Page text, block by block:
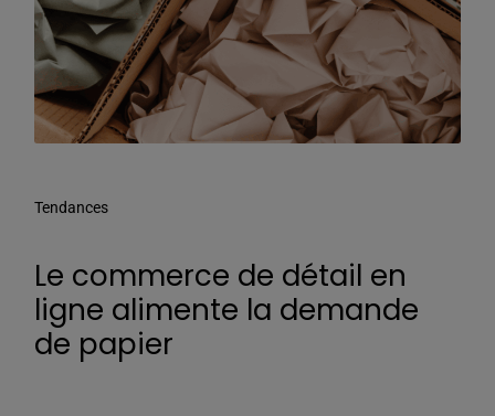
Tendances
Le commerce de détail en
ligne alimente la demande
de papier